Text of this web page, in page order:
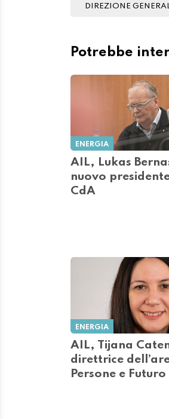
DIREZIONE
Potrebbe
ENERGIA
AIL, Lukas
nuovo
CdA
ENERGIA
AIL, Tijana
direttrice
Persone e Futuro